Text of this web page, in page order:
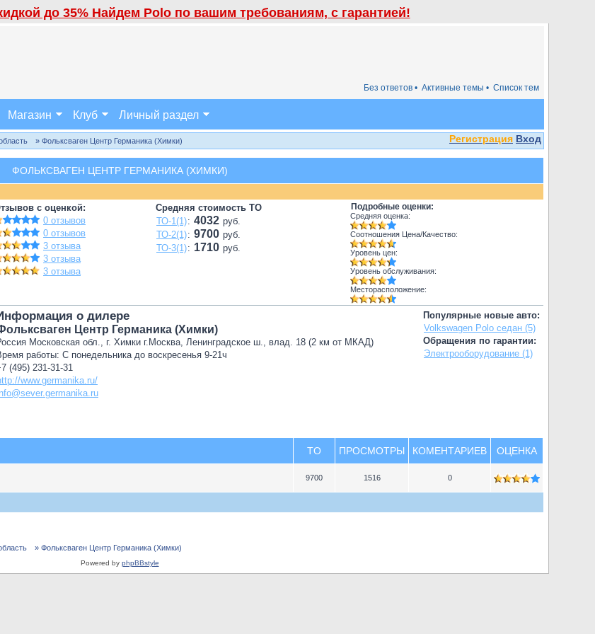
до 35% Найдем Polo по вашим требованиям, с гарантией!
Список тем
Активные темы •
Без ответов •
Магазин Клуб Личный раздел
Регистрация Вход
» Фольксваген Центр Германика (Химки)
ФОЛЬКСВАГЕН ЦЕНТР ГЕРМАНИКА (ХИМКИ)
с оценкой:
0 отзывов
0 отзывов
3 отзыва
3 отзыва
3 отзыва
Средняя стоимость ТО
ТО-1(1): 4032 руб.
ТО-2(1): 9700 руб.
ТО-3(1): 1710 руб.
Подробные оценки:
Средняя оценка:
Соотношения Цена/Качество:
Уровень цен:
Уровень обслуживания:
Месторасположение:
Популярные новые авто:
Volkswagen Polo седан (5)
Обращения по гарантии:
Электрооборудование (1)
о дилере
Центр Германика (Химки)
Московская обл., г. Химки г.Москва, Ленинградское ш., влад. 18 (2 км от МКАД)
работы: С понедельника до воскресенья 9-21ч
(495) 231-31-31
www.germanika.ru/
TO ПРОСМОТРЫ КОМЕНТАРИЕВ ОЦЕНКА
9700 1516 0
» Фольксваген Центр Германика (Химки)
Powered by phpBBstyle